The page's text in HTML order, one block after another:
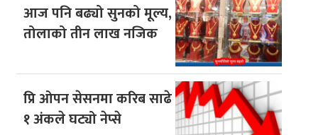
आज पनि बढ्यो सुनको मूल्य,
तोलाको तीन लाख नजिक
प्रि ओपन सेसनमा करिब साढे
१ अंकले घट्यो नेप्से